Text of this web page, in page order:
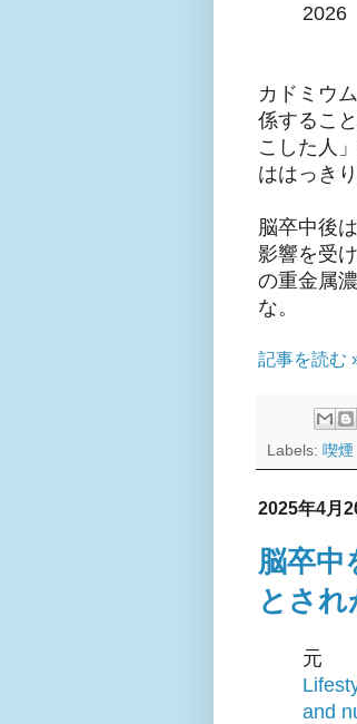
カドミウ
係するこ
こした人
ははっき
脳卒中後
影響を受
の重金属
な。
記事を読む
Labels: 喫煙
2025年4月
脳卒中
とさ
元
and